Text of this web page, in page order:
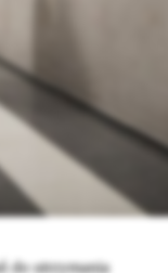
do utrzymania